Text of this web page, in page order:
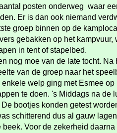
posten onderweg waar
Er is dan ook niemand
groep binnen op de
gebakken op het kampvuur,
in tent of stapelbed.
nog moe van de late tocht. Na
van de groep naar het
welp ging met Esmee op
te doen. 's Middags na de
bootjes konden getest
schitterend dus al gauw
Voor de zekerheid daarna